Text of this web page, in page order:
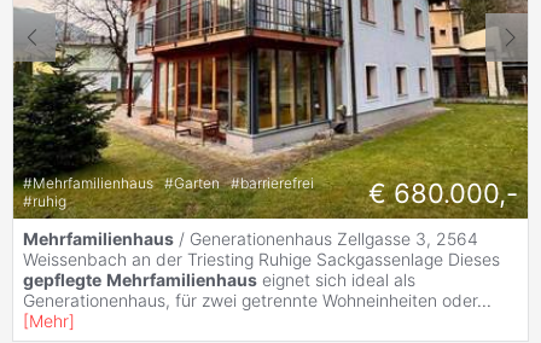
#Mehrfamilienhaus #Garten #barrierefrei
#ruhig € 680.000,-
Mehrfamilienhaus / Generationenhaus Zellgasse 3, 2564
Weissenbach an der Triesting Ruhige Sackgassenlage Dieses
gepflegte Mehrfamilienhaus eignet sich ideal als
Generationenhaus, für zwei getrennte Wohneinheiten oder...
[Mehr]